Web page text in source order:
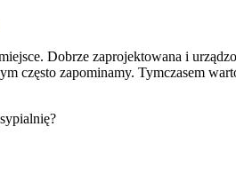
Dobrze zaprojektowana i
często zapominamy. Tymczasem